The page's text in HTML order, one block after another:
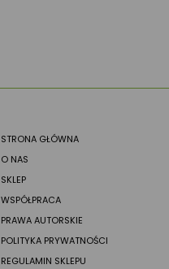
STRONA GŁÓWNA
O NAS
SKLEP
WSPÓŁPRACA
PRAWA AUTORSKIE
POLITYKA PRYWATNOŚCI
REGULAMIN SKLEPU